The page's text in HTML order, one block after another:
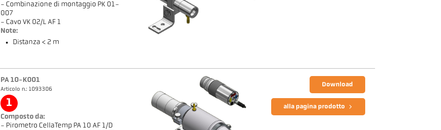
- Combinazione di montaggio PK 01-
007
- Cavo VK 02/L AF 1
Note:
Distanza < 2 m
PA 10-K001
Articolo n.: 1093306
1
Composto da:
- Pirometro CellaTemp PA 10 AF 1/D
Download
alla pagina prodotto